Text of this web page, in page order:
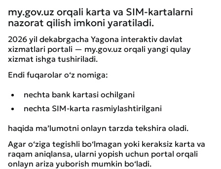
my.gov.uz orqali karta va SIM-kartalarni
nazorat qilish imkoni yaratiladi.
2026 yil dekabrgacha Yagona interaktiv davlat
xizmatlari portali — my.gov.uz orqali yangi qulay
xizmat ishga tushiriladi.
Endi fuqarolar o‘z nomiga:
nechta bank kartasi ochilgani
nechta SIM-karta rasmiylashtirilgani
haqida ma’lumotni onlayn tarzda tekshira oladi.
Agar o‘ziga tegishli bo‘lmagan yoki keraksiz karta va
raqam aniqlansa, ularni yopish uchun portal orqali
onlayn ariza yuborish mumkin bo‘ladi.